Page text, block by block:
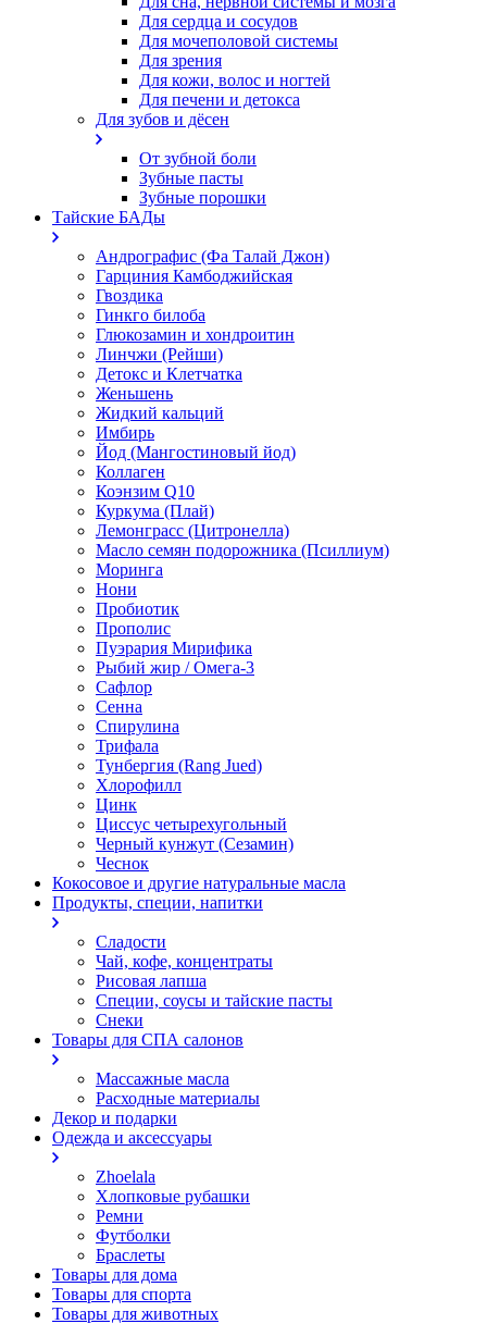
Для сердца и сосудов
Для мочеполовой системы
Для зрения
Для кожи, волос и ногтей
Для печени и детокса
Для зубов и дёсен
От зубной боли
Зубные пасты
Зубные порошки
Тайские БАДы
Андрографис (Фа Талай Джон)
Гарциния Камбоджийская
Гвоздика
Гинкго билоба
Глюкозамин и хондроитин
Линчжи (Рейши)
Детокс и Клетчатка
Женьшень
Жидкий кальций
Имбирь
Йод (Мангостиновый йод)
Коллаген
Коэнзим Q10
Куркума (Плай)
Лемонграсс (Цитронелла)
Масло семян подорожника (Псиллиум)
Моринга
Нони
Пробиотик
Прополис
Пуэрария Мирифика
Рыбий жир / Омега-3
Сафлор
Сенна
Спирулина
Трифала
Тунбергия (Rang Jued)
Хлорофилл
Цинк
Циссус четырехугольный
Черный кунжут (Сезамин)
Чеснок
Кокосовое и другие натуральные масла
Продукты, специи, напитки
Сладости
Чай, кофе, концентраты
Рисовая лапша
Специи, соусы и тайские пасты
Снеки
Товары для СПА салонов
Массажные масла
Расходные материалы
Декор и подарки
Одежда и аксессуары
Zhoelala
Хлопковые рубашки
Ремни
Футболки
Браслеты
Товары для дома
Товары для спорта
Товары для животных